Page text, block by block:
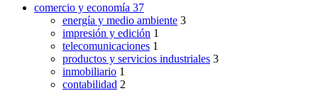
comercio y economía 37
energía y medio ambiente 3
impresión y edición 1
telecomunicaciones 1
productos y servicios industriales 3
inmobiliario 1
contabilidad 2